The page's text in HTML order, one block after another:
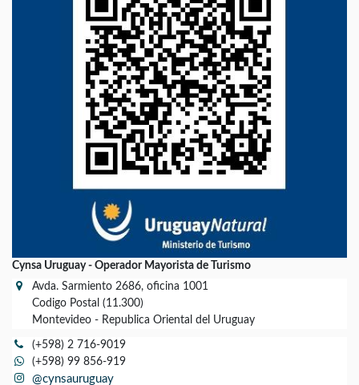
Cynsa Uruguay - Operador Mayorista de Turismo
Avda. Sarmiento 2686, oficina 1001
Codigo Postal (11.300)
Montevideo - Republica Oriental del Uruguay
(+598) 2 716-9019
(+598) 99 856-919
@cynsauruguay